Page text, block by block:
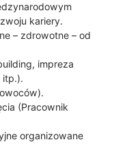
kariery.
– zdrowotne – od
impreza
itp.).
(Pracownik
organizowane